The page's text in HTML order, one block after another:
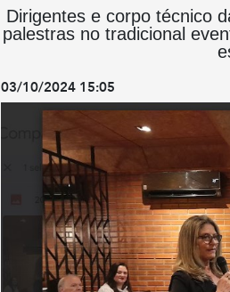
Dirigentes e corpo técnico
palestras no tradicional
03/10/2024 15:05